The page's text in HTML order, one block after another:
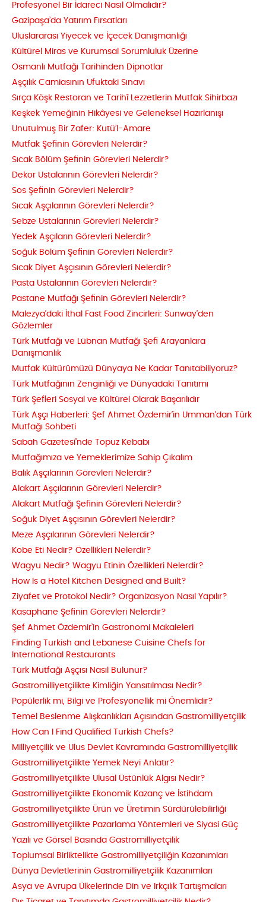
Profesyonel Bir İdareci Nasıl Olmalıdır?
Gazipaşa’da Yatırım Fırsatları
Uluslararası Yiyecek ve İçecek Danışmanlığı
Kültürel Miras ve Kurumsal Sorumluluk Üzerine
Osmanlı Mutfağı Tarihinden Dipnotlar
Aşçılık Camiasının Ufuktaki Sınavı
Sırça Köşk Restoran ve Tarihî Lezzetlerin Mutfak Sihirbazı
Keşkek Yemeğinin Hikâyesi ve Geleneksel Hazırlanışı
Unutulmuş Bir Zafer: Kutü’l-Amare
Mutfak Şefinin Görevleri Nelerdir?
Sıcak Bölüm Şefinin Görevleri Nelerdir?
Dekor Ustalarının Görevleri Nelerdir?
Sos Şefinin Görevleri Nelerdir?
Sıcak Aşçılarının Görevleri Nelerdir?
Sebze Ustalarının Görevleri Nelerdir?
Yedek Aşçıların Görevleri Nelerdir?
Soğuk Bölüm Şefinin Görevleri Nelerdir?
Sıcak Diyet Aşçısının Görevleri Nelerdir?
Pasta Ustalarının Görevleri Nelerdir?
Pastane Mutfağı Şefinin Görevleri Nelerdir?
Malezya’daki İthal Fast Food Zincirleri: Sunway’den
Gözlemler
Türk Mutfağı ve Lübnan Mutfağı Şefi Arayanlara
Danışmanlık
Mutfak Kültürümüzü Dünyaya Ne Kadar Tanıtabiliyoruz?
Türk Mutfağının Zenginliği ve Dünyadaki Tanıtımı
Türk Şefleri Sosyal ve Kültürel Olarak Başarılıdır
Türk Aşçı Haberleri: Şef Ahmet Özdemir’in Umman’dan Türk
Mutfağı Sohbeti
Sabah Gazetesi’nde Topuz Kebabı
Mutfağımıza ve Yemeklerimize Sahip Çıkalım
Balık Aşçılarının Görevleri Nelerdir?
Alakart Aşçılarının Görevleri Nelerdir?
Alakart Mutfağı Şefinin Görevleri Nelerdir?
Soğuk Diyet Aşçısının Görevleri Nelerdir?
Meze Aşçılarının Görevleri Nelerdir?
Kobe Eti Nedir? Özellikleri Nelerdir?
Wagyu Nedir? Wagyu Etinin Özellikleri Nelerdir?
How Is a Hotel Kitchen Designed and Built?
Ziyafet ve Protokol Nedir? Organizasyon Nasıl Yapılır?
Kasaphane Şefinin Görevleri Nelerdir?
Şef Ahmet Özdemir’in Gastronomi Makaleleri
Finding Turkish and Lebanese Cuisine Chefs for
International Restaurants
Türk Mutfağı Aşçısı Nasıl Bulunur?
Gastromilliyetçilikte Kimliğin Yansıtılması Nedir?
Popülerlik mi, Bilgi ve Profesyonellik mi Önemlidir?
Temel Beslenme Alışkanlıkları Açısından Gastromilliyetçilik
How Can I Find Qualified Turkish Chefs?
Milliyetçilik ve Ulus Devlet Kavramında Gastromilliyetçilik
Gastromilliyetçilikte Yemek Neyi Anlatır?
Gastromilliyetçilikte Ulusal Üstünlük Algısı Nedir?
Gastromilliyetçilikte Ekonomik Kazanç ve İstihdam
Gastromilliyetçilikte Ürün ve Üretimin Sürdürülebilirliği
Gastromilliyetçilikte Pazarlama Yöntemleri ve Siyasi Güç
Yazılı ve Görsel Basında Gastromilliyetçilik
Toplumsal Birliktelikte Gastromilliyetçiliğin Kazanımları
Dünya Devletlerinin Gastromilliyetçilik Kazanımları
Asya ve Avrupa Ülkelerinde Din ve Irkçılık Tartışmaları